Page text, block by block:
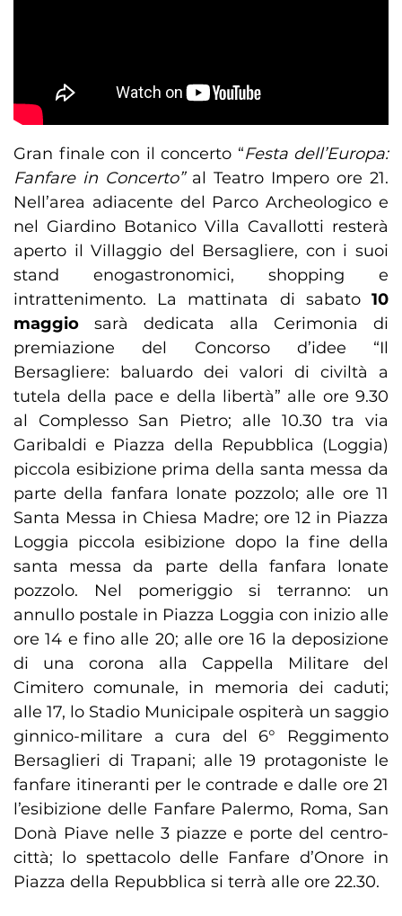
Gran finale con il concerto “Festa dell’Europa:
Fanfare in Concerto”al Teatro Impero ore 21.
Nell’area adiacente del Parco Archeologico e
nel Giardino Botanico Villa Cavallotti resterà
aperto il Villaggio del Bersagliere, con i suoi
stand enogastronomici, shopping e
intrattenimento. La mattinata di sabato10
maggio sarà dedicata alla Cerimonia di
premiazione del Concorso d’idee “Il
Bersagliere: baluardo dei valori di civiltà a
tutela della pace e della libertà” alle ore 9.30
al Complesso San Pietro; alle 10.30 tra via
Garibaldi e Piazza della Repubblica (Loggia)
piccola esibizione prima della santa messa da
parte della fanfara lonate pozzolo; alle ore 11
Santa Messa in Chiesa Madre; ore 12 in Piazza
Loggia piccola esibizione dopo la fine della
santa messa da parte della fanfara lonate
pozzolo. Nel pomeriggio si terranno: un
annullo postale in Piazza Loggia con inizio alle
ore 14 e fino alle 20; alle ore 16 la deposizione
di una corona alla Cappella Militare del
Cimitero comunale, in memoria dei caduti;
alle 17, lo Stadio Municipale ospiterà un saggio
ginnico-militare a cura del 6° Reggimento
Bersaglieri di Trapani; alle 19 protagoniste le
fanfare itineranti per le contrade e dalle ore 21
l’esibizione delle Fanfare Palermo, Roma, San
Donà Piave nelle 3 piazze e porte del centro-
città; lo spettacolo delle Fanfare d’Onore in
Piazza della Repubblica si terrà alle ore 22.30.